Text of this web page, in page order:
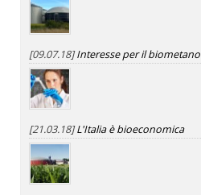
[09.07.18]Interesse per il biometano
[21.03.18]L'Italia è bioeconomica